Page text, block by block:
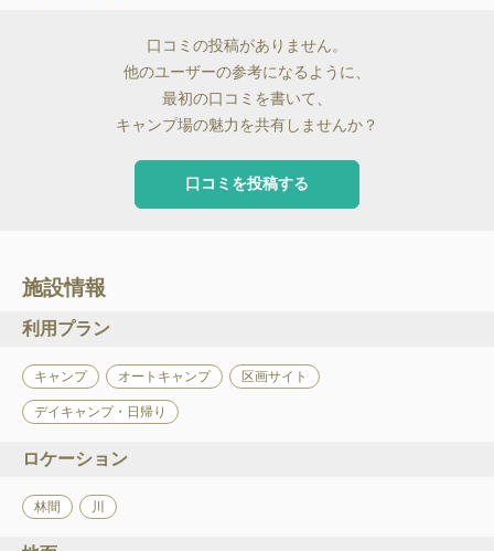
口コミの投稿がありません。
他のユーザーの参考になるように、
最初の口コミを書いて、
キャンプ場の魅力を共有しませんか？
口コミを投稿する
施設情報
利用プラン
キャンプ オートキャンプ 区画サイト
デイキャンプ・日帰り
ロケーション
林間 川